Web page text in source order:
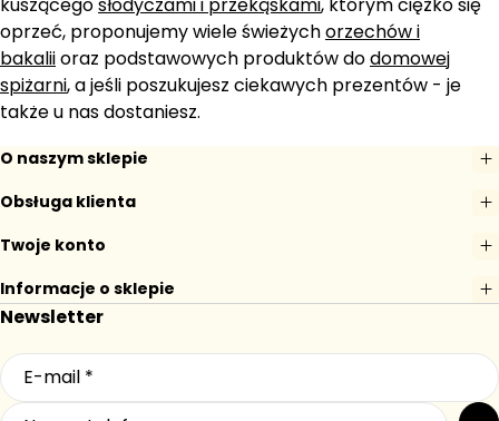
kuszącegosłodyczami i przekąskami, którym ciężko się
oprzeć, proponujemy wiele świeżychorzechów i
bakaliioraz podstawowych produktów dodomowej
spiżarni, a jeśli poszukujesz ciekawych prezentów - je
także u nas dostaniesz.
O naszym sklepie
Obsługa klienta
Twoje konto
Informacje o sklepie
Newsletter